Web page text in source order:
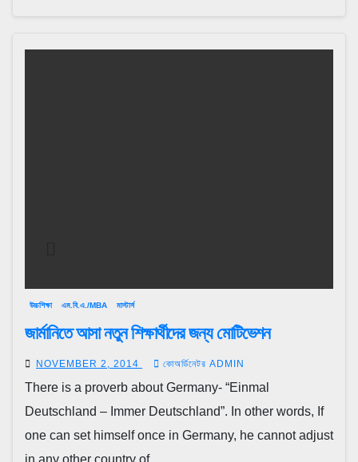
উচ্চশিক্ষা এম.বি.এ./MBA মাস্টার্স
জার্মানিতে আসা নতুন শিক্ষার্থীদের জন্য মোটিভেশন
NOVEMBER 2, 2014 কোঅর্ডিনেটর ADMIN
There is a proverb about Germany- “Einmal
Deutschland – Immer Deutschland”. In other words, If
one can set himself once in Germany, he cannot adjust